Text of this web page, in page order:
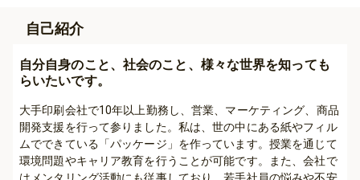
自己紹介
自分自身のこと、社会のこと、様々な世界を知っても
らいたいです。
大手印刷会社で10年以上勤務し、営業、マーケティング、商品
開発支援を行って参りました。私は、世の中にある紙やフィル
ムでできている「パッケージ」を作っています。授業を通じて
環境問題やキャリア教育を行うことが可能です。また、会社で